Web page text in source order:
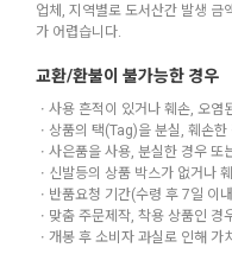
업체, 지역별로 도서산간 발생 금
가 어렵습니다.
교환/환불이 불가능한 경우
ㆍ사용 흔적이 있거나 훼손, 오염
ㆍ상품의 택(Tag)을 분실, 훼손한
ㆍ사은품을 사용, 분실한 경우 또
ㆍ신발등의 상품 박스가 없거나
ㆍ반품요청 기간(수령 후 7일 이
ㆍ맞춤 주문제작, 착용 상품인 경
ㆍ개봉 후 소비자 과실로 인해